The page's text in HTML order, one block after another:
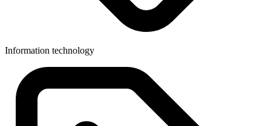
Information technology